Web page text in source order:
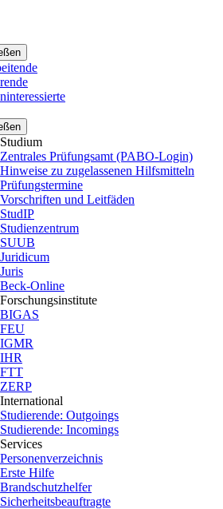
Studium
Zentrales Prüfungsamt (PABO-Login)
Hinweise zu zugelassenen Hilfsmitteln
Prüfungstermine
Vorschriften und Leitfäden
StudIP
Studienzentrum
SUUB
Juridicum
Juris
Beck-Online
Forschungsinstitute
BIGAS
FEU
IGMR
IHR
FTT
ZERP
International
Studierende: Outgoings
Studierende: Incomings
Services
Personenverzeichnis
Erste Hilfe
Brandschutzhelfer
Sicherheitsbeauftragte